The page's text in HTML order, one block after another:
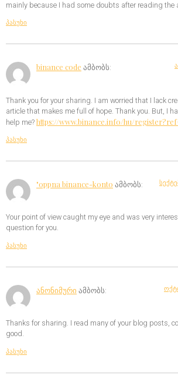
mainly because I had some doubts after reading the
პასუხი
binance code ამბობს:
Thank you for your sharing. I am worried that I lack
article that makes me full of hope. Thank you. But, I
help me?https://www.binance.info/hu/
პასუხი
"oppna binance-konto ამბობს:
Your point of view caught my eye and was very
question for you.
პასუხი
ანონიმური ამბობს:
Thanks for sharing. I read many of your blog posts,
good.
პასუხი